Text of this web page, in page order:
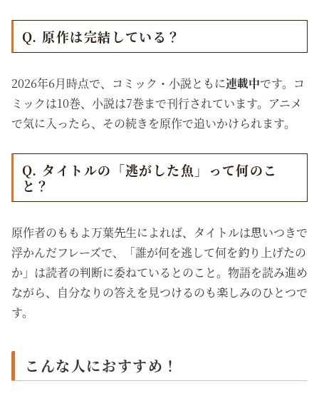
Q. 原作は完結している？
2026年6月時点で、コミック・小説ともに連載中です。コ
ミックは10巻、小説は7巻まで刊行されています。アニメ
で気に入ったら、その続きを原作で追いかけられます。
Q. タイトルの「逃がした魚」って何のこ
と？
原作者のももよ万葉先生によれば、タイトルは思いつきで
浮かんだフレーズで、「誰が何を逃して何を釣り上げたの
か」は読者の判断に委ねているとのこと。物語を読み進め
ながら、自分なりの答えを見つけるのも楽しみのひとつで
す。
こんな人におすすめ！